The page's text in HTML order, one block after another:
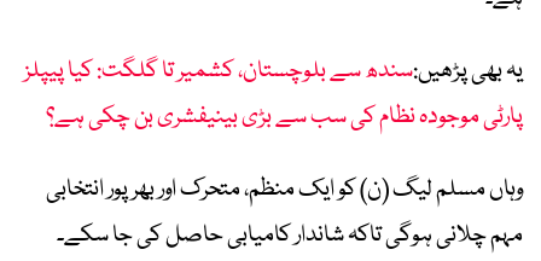
یہ بھی پڑھیں:سندھ سے بلوچستان، کشمیر تا گلگت: کیا پیپلز
پارٹی موجودہ نظام کی سب سے بڑی بینیفشری بن چکی ہے؟
وہاں مسلم لیگ (ن) کو ایک منظم، متحرک اور بھرپور انتخابی
مہم چلانی ہوگی تاکہ شاندار کامیابی حاصل کی جا سکے۔